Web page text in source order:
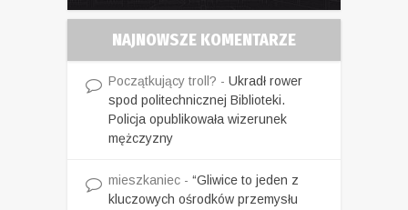
NAJNOWSZE KOMENTARZE
Początkujący troll? - Ukradł rower
spod politechnicznej Biblioteki.
Policja opublikowała wizerunek
mężczyzny
mieszkaniec - “Gliwice to jeden z
kluczowych ośrodków przemysłu